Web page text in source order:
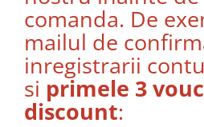
comanda. De
mailul de
inregistrarii
si primele 3
discount: